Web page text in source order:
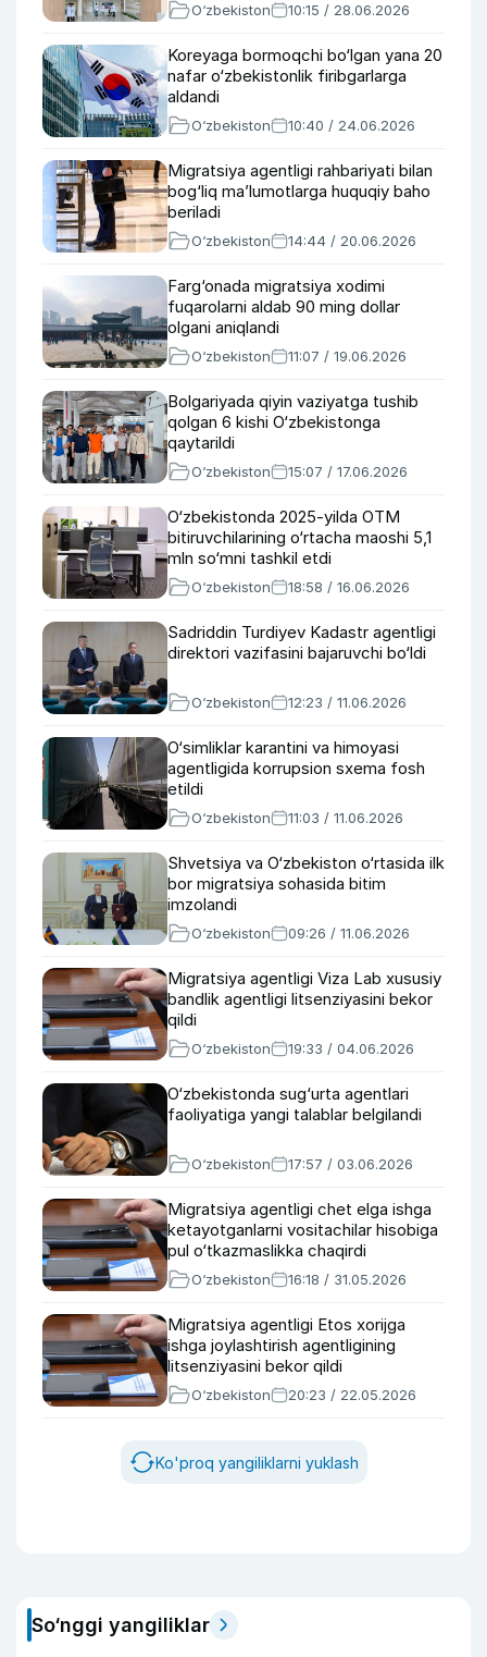
O‘zbekiston 10:15 / 28.06.2026
Koreyaga bormoqchi bo‘lgan yana 20
nafar o‘zbekistonlik firibgarlarga
aldandi
O‘zbekiston 10:40 / 24.06.2026
Migratsiya agentligi rahbariyati bilan
bog‘liq ma’lumotlarga huquqiy baho
beriladi
O‘zbekiston 14:44 / 20.06.2026
Farg‘onada migratsiya xodimi
fuqarolarni aldab 90 ming dollar
olgani aniqlandi
O‘zbekiston 11:07 / 19.06.2026
Bolgariyada qiyin vaziyatga tushib
qolgan 6 kishi O‘zbekistonga
qaytarildi
O‘zbekiston 15:07 / 17.06.2026
O‘zbekistonda 2025-yilda OTM
bitiruvchilarining o‘rtacha maoshi 5,1
mln so‘mni tashkil etdi
O‘zbekiston 18:58 / 16.06.2026
Sadriddin Turdiyev Kadastr agentligi
direktori vazifasini bajaruvchi bo‘ldi
O‘zbekiston 12:23 / 11.06.2026
O‘simliklar karantini va himoyasi
agentligida korrupsion sxema fosh
etildi
O‘zbekiston 11:03 / 11.06.2026
Shvetsiya va O‘zbekiston o‘rtasida ilk
bor migratsiya sohasida bitim
imzolandi
O‘zbekiston 09:26 / 11.06.2026
Migratsiya agentligi Viza Lab xususiy
bandlik agentligi litsenziyasini bekor
qildi
O‘zbekiston 19:33 / 04.06.2026
O‘zbekistonda sug‘urta agentlari
faoliyatiga yangi talablar belgilandi
O‘zbekiston 17:57 / 03.06.2026
Migratsiya agentligi chet elga ishga
ketayotganlarni vositachilar hisobiga
pul o‘tkazmaslikka chaqirdi
O‘zbekiston 16:18 / 31.05.2026
Migratsiya agentligi Etos xorijga
ishga joylashtirish agentligining
litsenziyasini bekor qildi
O‘zbekiston 20:23 / 22.05.2026
Ko'proq yangiliklarni yuklash
So‘nggi yangiliklar